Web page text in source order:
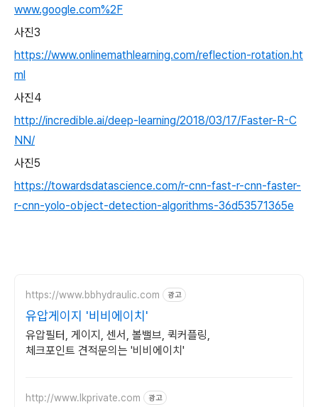
www.google.com%2F
사진3
https://www.onlinemathlearning.com/reflection-rotation.ht
ml
사진4
http://incredible.ai/deep-learning/2018/03/17/Faster-R-C
NN/
사진5
https://towardsdatascience.com/r-cnn-fast-r-cnn-faster-
r-cnn-yolo-object-detection-algorithms-36d53571365e
https://www.bbhydraulic.com 광고
유압게이지 '비비에이치'
유압필터, 게이지, 센서, 볼밸브, 퀵커플링,
체크포인트 견적문의는 '비비에이치'
http://www.lkprivate.com 광고